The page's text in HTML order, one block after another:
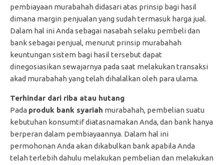
pembiayaan murabahah didasari atas prinsip bagi hasil
dimana margin penjualan yang sudah termasuk harga jual.
Dalam hal ini Anda sebagai nasabah selaku pembeli dan
bank sebagai penjual, menurut prinsip murabahah
keuntungan sistem bagi hasil tersebut dapat
dinegosiasikan sewajarnya pada saat melakukan transaksi
akad murabahah yang telah dihalalkan oleh para ulama.
Terhindar dari riba atau hutang
Pada produk bank syariah murabahah, pembelian suatu
kebutuhan konsumtif diatasnamakan Anda, dan bank hanya
berperan dalam pembiayaannya. Dalam hal ini
permohonan Anda akan dikabulkan bank apabila Anda
telah terlebih dahulu melakukan pembelian dan melakukan